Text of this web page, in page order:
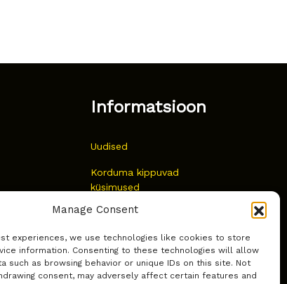
Manage Consent
experiences, we use technologies like cookies to store
information. Consenting to these technologies will allow
such as browsing behavior or unique IDs on this site. Not
consent, may adversely affect certain features and
Informatsioon
Uudised
Korduma kippuvad
küsimused
Kust osta?
Küpsiste poliitika